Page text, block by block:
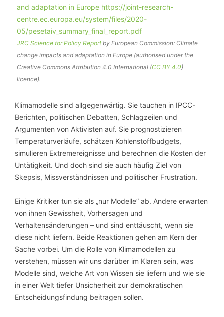
JRC Science for Policy Reportby European Commission: Climate
change impacts and adaptation in Europe (authorised under the
Creative Commons Attribution 4.0 International (CC BY 4.0)
licence).
Klimamodelle sind allgegenwärtig. Sie tauchen in IPCC-
Berichten, politischen Debatten, Schlagzeilen und
Argumenten von Aktivisten auf. Sie prognostizieren
Temperaturverläufe, schätzen Kohlenstoffbudgets,
simulieren Extremereignisse und berechnen die Kosten der
Untätigkeit. Und doch sind sie auch häufig Ziel von
Skepsis, Missverständnissen und politischer Frustration.
Einige Kritiker tun sie als „nur Modelle” ab. Andere erwarten
von ihnen Gewissheit, Vorhersagen und
Verhaltensänderungen – und sind enttäuscht, wenn sie
diese nicht liefern. Beide Reaktionen gehen am Kern der
Sache vorbei. Um die Rolle von Klimamodellen zu
verstehen, müssen wir uns darüber im Klaren sein, was
Modelle sind, welche Art von Wissen sie liefern und wie sie
in einer Welt tiefer Unsicherheit zur demokratischen
Entscheidungsfindung beitragen sollen.